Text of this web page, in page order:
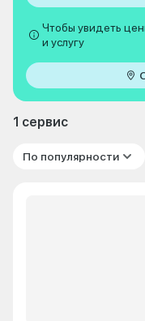
Чтобы увидеть
и услугу
1 сервис
По популярности